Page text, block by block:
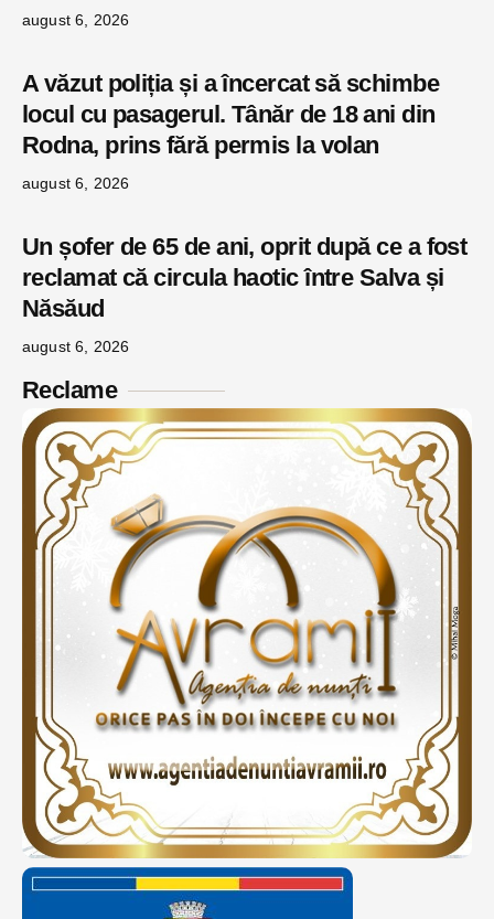
august 6, 2026
A văzut poliția și a încercat să schimbe
locul cu pasagerul. Tânăr de 18 ani din
Rodna, prins fără permis la volan
august 6, 2026
Un șofer de 65 de ani, oprit după ce a fost
reclamat că circula haotic între Salva și
Năsăud
august 6, 2026
Reclame